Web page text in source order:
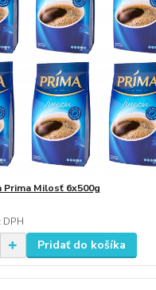
Prima Milosť 6x500g
DPH
Pridať do košíka